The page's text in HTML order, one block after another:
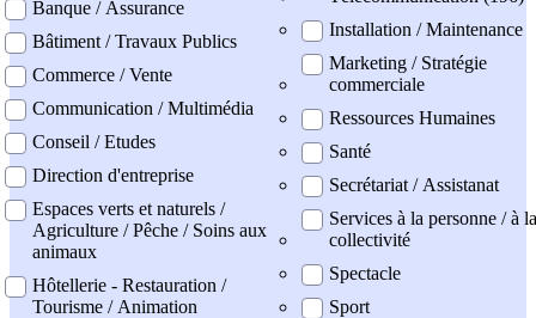
Banque / Assurance
Bâtiment / Travaux Publics
Commerce / Vente
Communication / Multimédia
Conseil / Etudes
Direction d'entreprise
Espaces verts et naturels /
Agriculture / Pêche / Soins aux
animaux
Hôtellerie - Restauration /
Tourisme / Animation
Installation / Maintenance
Marketing / Stratégie
commerciale
Ressources Humaines
Santé
Secrétariat / Assistanat
Services à la personne / à la
collectivité
Spectacle
Sport